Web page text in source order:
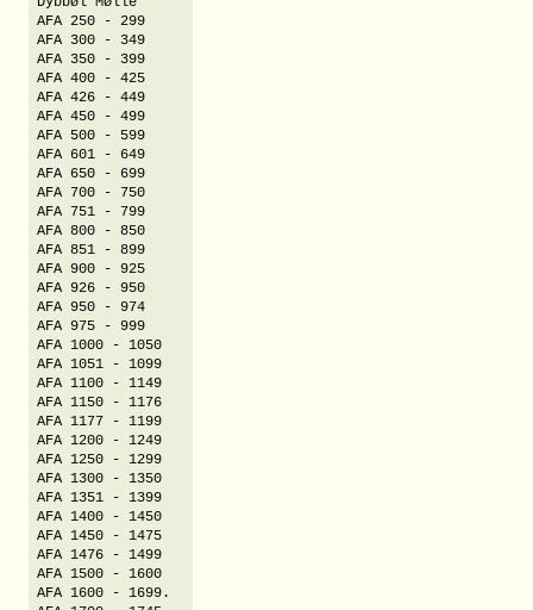
AFA 250 - 299
AFA 300 - 349
AFA 350 - 399
AFA 400 - 425
AFA 426 - 449
AFA 450 - 499
AFA 500 - 599
AFA 601 - 649
AFA 650 - 699
AFA 700 - 750
AFA 751 - 799
AFA 800 - 850
AFA 851 - 899
AFA 900 - 925
AFA 926 - 950
AFA 950 - 974
AFA 975 - 999
AFA 1000 - 1050
AFA 1051 - 1099
AFA 1100 - 1149
AFA 1150 - 1176
AFA 1177 - 1199
AFA 1200 - 1249
AFA 1250 - 1299
AFA 1300 - 1350
AFA 1351 - 1399
AFA 1400 - 1450
AFA 1450 - 1475
AFA 1476 - 1499
AFA 1500 - 1600
AFA 1600 - 1699.